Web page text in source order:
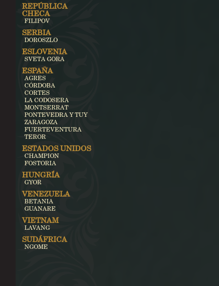
REPÚBLICA
CHECA
FILIPOV
SERBIA
DOROSZLO
ESLOVENIA
SVETA GORA
ESPAÑA
AGRES
CÓRDOBA
CORTES
LA CODOSERA
MONTSERRAT
PONTEVEDRA Y TUY
ZARAGOZA
FUERTEVENTURA
TEROR
ESTADOS UNIDOS
CHAMPION
FOSTORIA
HUNGRÍA
GYOR
VENEZUELA
BETANIA
GUANARE
VIETNAM
LAVANG
SUDÁFRICA
NGOME